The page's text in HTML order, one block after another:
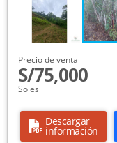
Precio de venta
S/75,000
Soles
Descargar
información